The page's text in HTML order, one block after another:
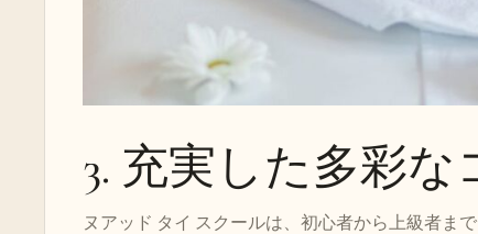
3. 充実した多彩な
ヌアッド タイ スクールは、初心者から上級者ま